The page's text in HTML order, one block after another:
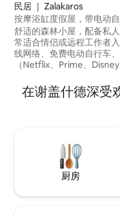
民居 ｜ Zalakaros
按摩浴缸度假屋，带电动
围
舒适的森林小屋，配备私
常适合情侣或远程工作者
线网络、免费电动自行车
（Netflix、Prime、
烟熏器、野餐篮、全功能
锅、咖啡机）。 位于安静
在谢盖什德深受
厨房